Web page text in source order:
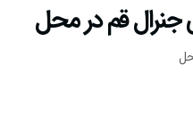
جنرال قم در محل